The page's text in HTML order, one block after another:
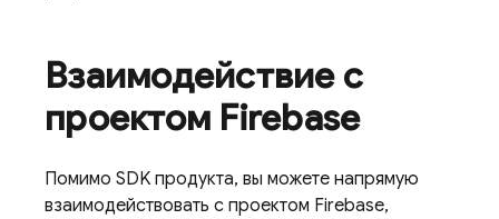
Взаимодействие с
проектом Firebase
Помимо SDK продукта, вы можете напрямую
взаимодействовать с проектом Firebase,